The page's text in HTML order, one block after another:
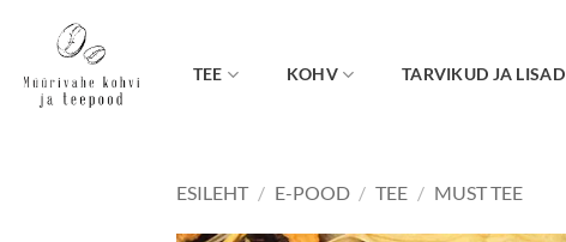
content
TEE KOHV TARVIKUD JA LISAD
ESILEHT / E-POOD / TEE / MUST TEE